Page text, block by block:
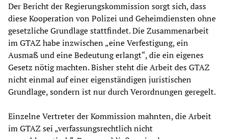
Der Bericht der Regierungskommission sorgt sich, dass
diese Kooperation von Polizei und Geheimdiensten ohne
gesetzliche Grundlage stattfindet. Die Zusammenarbeit
im GTAZ habe inzwischen „eine Verfestigung, ein
Ausmaß und eine Bedeutung erlangt“, die ein eigenes
Gesetz nötig machten. Bisher steht die Arbeit des GTAZ
nicht einmal auf einer eigenständigen juristischen
Grundlage, sondern ist nur durch Verordnungen geregelt.
Einzelne Vertreter der Kommission mahnten, die Arbeit
im GTAZ sei „verfassungsrechtlich nicht